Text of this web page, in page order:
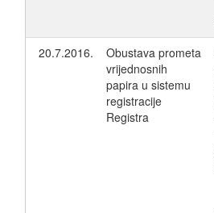
20.7.2016.
Obustava prometa
vrijednosnih
papira u sistemu
registracije
Registra